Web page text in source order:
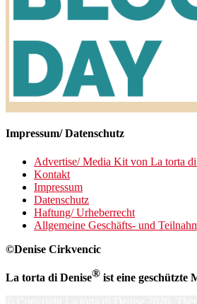
Impressum/ Datenschutz
Advertise/ Media Kit von La torta
Kontakt
Impressum
Datenschutz
Haftung/ Urheberrecht
Allgemeine Geschäfts- und
©Denise Cirkvencic
La torta di Denise® ist eine geschützte